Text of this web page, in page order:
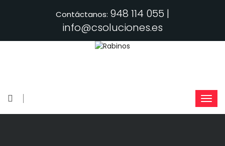
Contáctanos: 948 114 055 |
info@csoluciones.es